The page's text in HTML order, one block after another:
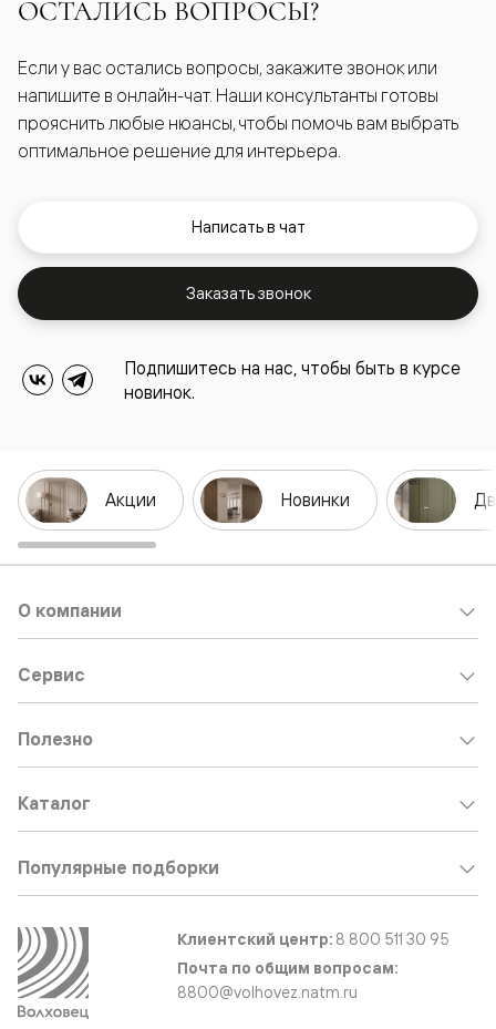
ОСТАЛИСЬ ВОПРОСЫ?
Если у вас остались вопросы, закажите звонок или
напишите в онлайн-чат. Наши консультанты готовы
прояснить любые нюансы, чтобы помочь вам выбрать
оптимальное решение для интерьера.
Написать в чат
Заказать звонок
Подпишитесь на нас, чтобы быть в курсе
новинок.
Акции Новинки
О компании
Сервис
Полезно
Каталог
Популярные подборки
Клиентский центр: 8 800 511 30 95
Почта по общим вопросам:
8800@volhovez.natm.ru